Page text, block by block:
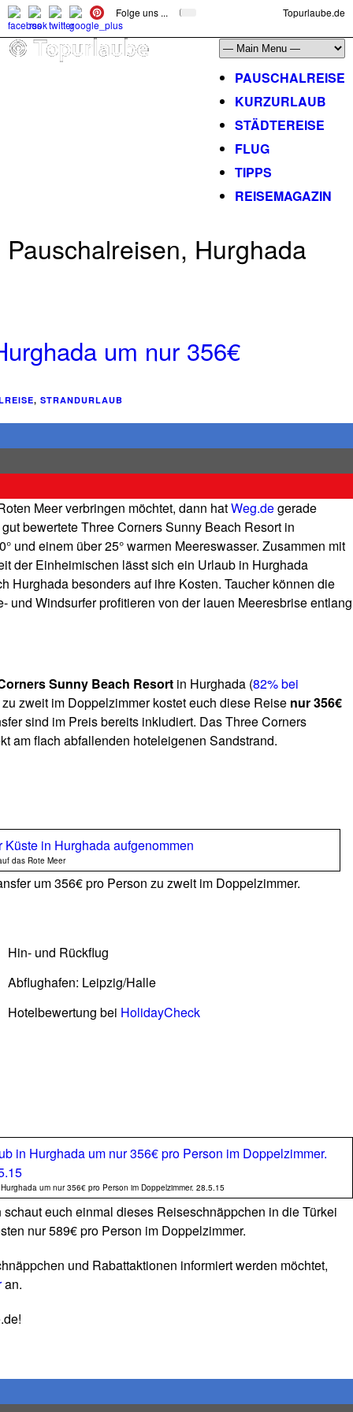
Folge uns ... Topurlaube.de
PAUSCHALREISE
KURZURLAUB
STÄDTEREISE
FLUG
TIPPS
REISEMAGAZIN
Pauschalreisen, Hurghada
um nur 356€
, STRANDURLAUB
Meer verbringen möchtet, dann hatWeg.degerade
bewertete Three Corners Sunny Beach Resort in
und einem über 25° warmen Meereswasser. Zusammen mit
der Einheimischen lässt sich ein Urlaub in Hurghada
Hurghada besonders auf ihre Kosten. Taucher können die
Windsurfer profitieren von der lauen Meeresbrise entlang
Sunny Beach Resort in Hurghada (82% bei
zweit im Doppelzimmer kostet euch diese Reise nur 356€
sind im Preis bereits inkludiert. Das Three Corners
am flach abfallenden hoteleigenen Sandstrand.
das Rote Meer
um 356€ pro Person zu zweit im Doppelzimmer.
Hin- und Rückflug
Abflughafen: Leipzig/Halle
Hotelbewertung bei HolidayCheck
um nur 356€ pro Person im Doppelzimmer. 28.5.15
euch einmal dieses Reiseschnäppchen in die Türkei
nur 589€ pro Person im Doppelzimmer.
und Rabattaktionen informiert werden möchtet,
an.